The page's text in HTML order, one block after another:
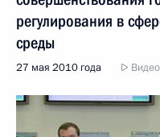
регулирования в
среды
27 мая 2010 года